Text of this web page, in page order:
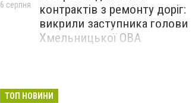
контрактів з ремонту доріг:
викрили заступника голови
Хмельницької ОВА
6 серпня
ТОП НОВИНИ